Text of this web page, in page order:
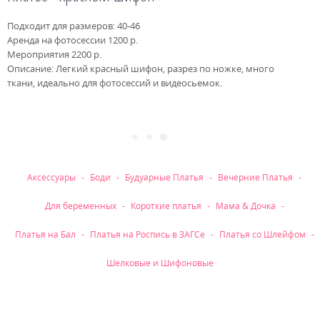
Подходит для размеров: 40-46
Аренда на фотосессии 1200 р.
Мероприятия 2200 р.
Описание: Легкий красный шифон, разрез по ножке, много
ткани, идеально для фотосессий и видеосьемок.
Аксессуары Боди Будуарные Платья Вечерние Платья
Для беременных Короткие платья Мама & Дочка
Платья на Бал Платья на Роспись в ЗАГСе Платья со Шлейфом
Шелковые и Шифоновые